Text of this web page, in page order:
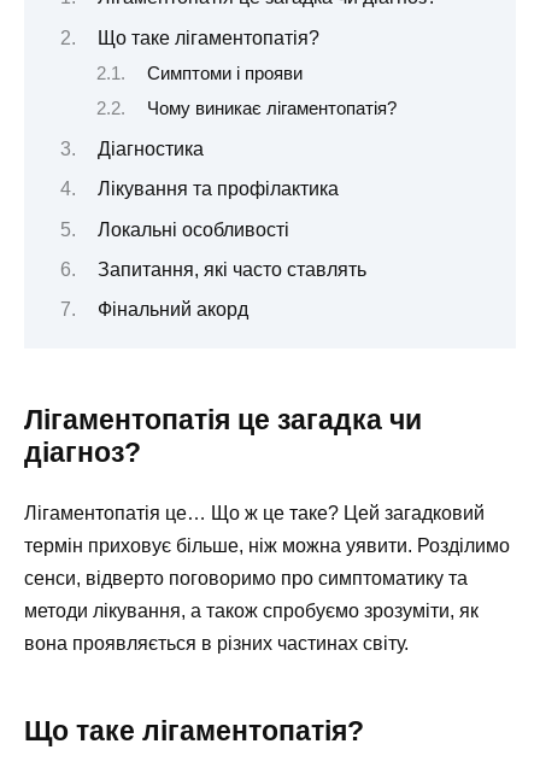
Що таке лігаментопатія?
Симптоми і прояви
Чому виникає лігаментопатія?
Діагностика
Лікування та профілактика
Локальні особливості
Запитання, які часто ставлять
Фінальний акорд
Лігаментопатія це загадка чи
діагноз?
Лігаментопатія це… Що ж це таке? Цей загадковий
термін приховує більше, ніж можна уявити. Розділимо
сенси, відверто поговоримо про симптоматику та
методи лікування, а також спробуємо зрозуміти, як
вона проявляється в різних частинах світу.
Що таке лігаментопатія?